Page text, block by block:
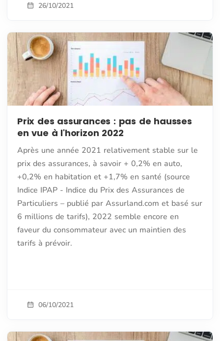
26/10/2021
Prix des assurances : pas de hausses
en vue à l'horizon 2022
Après une année 2021 relativement stable sur le
prix des assurances, à savoir + 0,2% en auto,
+0,2% en habitation et +1,7% en santé (source
Indice IPAP - Indice du Prix des Assurances de
Particuliers – publié par Assurland.com et basé sur
6 millions de tarifs), 2022 semble encore en
faveur du consommateur avec un maintien des
tarifs à prévoir.
06/10/2021